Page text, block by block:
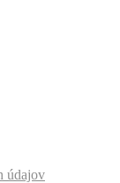
údajov